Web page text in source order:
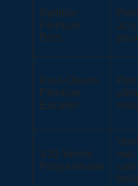
Syntilor
Peinture
Bois
Rust-Oleum
Peinture
Escalier
V33 Vernis
Polyuréthane
mat,